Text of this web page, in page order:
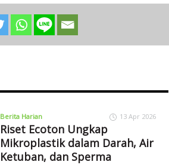
Berita Harian 13 Apr 2026
Riset Ecoton Ungkap
Mikroplastik dalam Darah, Air
Ketuban, dan Sperma